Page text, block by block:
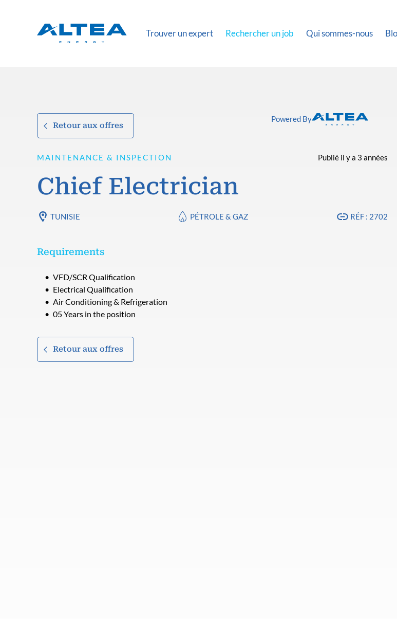
Trouver un expert Rechercher un job Qui sommes-nous
Retour aux offres
Powered By
MAINTENANCE & INSPECTION Publié il y a 3 années
Chief Electrician
TUNISIE PÉTROLE & GAZ RÉF : 2702
Requirements
VFD/SCR Qualification
Electrical Qualification
Air Conditioning & Refrigeration
05 Years in the position
Retour aux offres